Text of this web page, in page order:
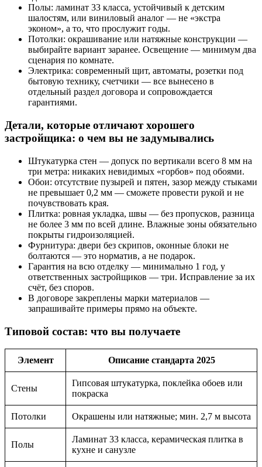
Полы: ламинат 33 класса, устойчивый к детским
шалостям, или виниловый аналог — не «экстра
эконом», а то, что прослужит годы.
Потолки: окрашивание или натяжные конструкции —
выбирайте вариант заранее. Освещение — минимум два
сценария по комнате.
Электрика: современный щит, автоматы, розетки под
бытовую технику, счетчики — все вынесено в
отдельный раздел договора и сопровождается
гарантиями.
Детали, которые отличают хорошего
застройщика: о чем вы не задумывались
Штукатурка стен — допуск по вертикали всего 8 мм на
три метра: никаких невидимых «горбов» под обоями.
Обои: отсутствие пузырей и пятен, зазор между стыками
не превышает 0,2 мм — сможете провести рукой и не
почувствовать края.
Плитка: ровная укладка, швы — без пропусков, разница
не более 3 мм по всей длине. Влажные зоны обязательно
покрыты гидроизоляцией.
Фурнитура: двери без скрипов, оконные блоки не
болтаются — это норматив, а не подарок.
Гарантия на всю отделку — минимально 1 год, у
ответственных застройщиков — три. Исправление за их
счёт, без споров.
В договоре закреплены марки материалов —
запрашивайте примеры прямо на объекте.
Типовой состав: что вы получаете
Элемент Описание стандарта 2025
Стены
Гипсовая штукатурка, поклейка обоев или
покраска
Потолки Окрашены или натяжные; мин. 2,7 м высота
Полы
Ламинат 33 класса, керамическая плитка в
кухне и санузле